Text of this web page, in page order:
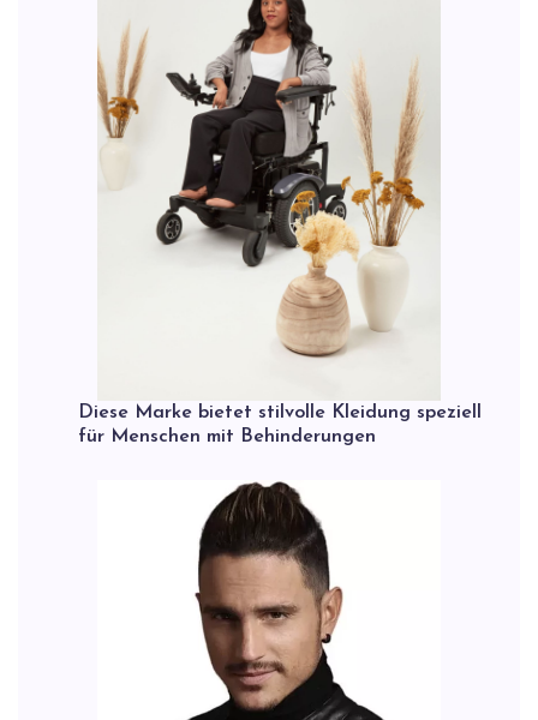
Diese Marke bietet stilvolle Kleidung speziell
für Menschen mit Behinderungen